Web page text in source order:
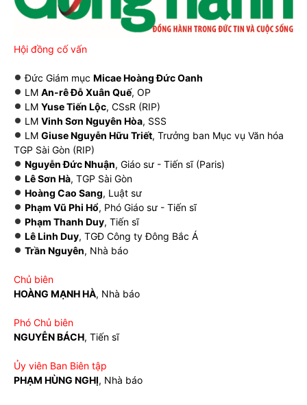
Hội đồng cố vấn
Đức Giám mục Micae Hoàng Đức Oanh
LM An-rê Đỗ Xuân Quế, OP
LM Yuse Tiến Lộc, CSsR (RIP)
LM Vinh Sơn Nguyên Hòa, SSS
LM Giuse Nguyễn Hữu Triết, Trưởng ban Mục vụ Văn hóa
TGP Sài Gòn (RIP)
Nguyễn Đức Nhuận, Giáo sư - Tiến sĩ (Paris)
Lê Sơn Hà, TGP Sài Gòn
Hoàng Cao Sang, Luật sư
Phạm Vũ Phi Hổ, Phó Giáo sư - Tiến sĩ
Phạm Thanh Duy, Tiến sĩ
Lê Linh Duy, TGĐ Công ty Đông Bắc Á
Trần Nguyên, Nhà báo
Chủ biên
HOÀNG MẠNH HÀ, Nhà báo
Phó Chủ biên
NGUYỄN BÁCH, Tiến sĩ
Ủy viên Ban Biên tập
PHẠM HÙNG NGHỊ, Nhà báo